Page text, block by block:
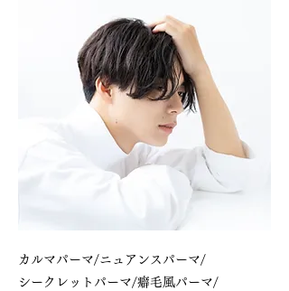
カルマパーマ/ニュアンスパーマ/
シークレットパーマ/癖毛風パーマ/